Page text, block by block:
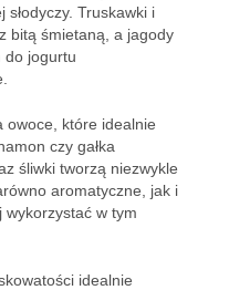
słodyczy. Truskawki i
bitą śmietaną, a jagody
do jogurtu
owoce, które idealnie
czy gałka
śliwki tworzą niezwykle
aromatyczne, jak i
w tym
idealnie